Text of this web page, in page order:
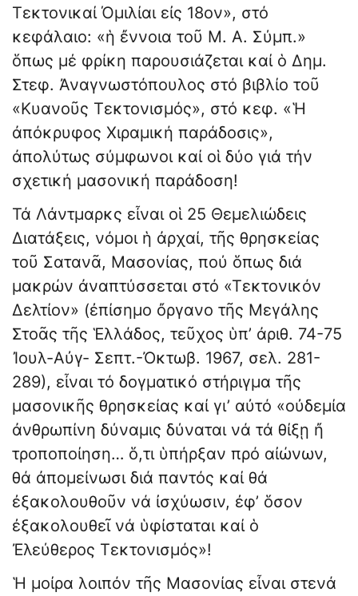
Τεκτονικαί Όμιλίαι εἰς 18ον», στό
κεφάλαιο: «ἡ ἔννοια τοῦ Μ. Α. Σύμπ.»
ὅπως μέ φρίκη παρουσιάζεται καί ὁ Δημ.
Στεφ. Ἀναγνωστόπουλος στό βιβλίο τοῦ
«Κυανοῦς Τεκτονισμός», στό κεφ. «Ἡ
ἀπόκρυφος Χιραμική παράδοσις»,
ἀπολύτως σύμφωνοι καί οἱ δύο γιά τήν
σχετική μασονική παράδοση!
Τά Λάντμαρκς εἶναι οἱ 25 Θεμελιώδεις
Διατάξεις, νόμοι ἡ ἀρχαί, τῆς θρησκείας
τοῦ Σατανᾶ, Μασονίας, πού ὅπως διά
μακρών ἀναπτύσσεται στό «Τεκτονικόν
Δελτίον» (ἐπίσημο ὄργανο τῆς Μεγάλης
Στοᾶς τῆς Ἑλλάδος, τεῦχος ὑπ’ ἀριθ. 74-75
Ἰουλ-Αὐγ- Σεπτ.-Ὀκτωβ. 1967, σελ. 281-
289), εἶναι τό δογματικό στήριγμα τῆς
μασονικῆς θρησκείας καί γι’ αὐτό «οὐδεμία
ἀνθρωπίνη δύναμις δύναται νά τά θίξῃ ἤ
τροποποίηση… ὅ,τι ὑπήρξαν πρό αἰώνων,
θά ἀπομείνωσι διά παντός καί θά
ἐξακολουθοῦν νά ἰσχύωσιν, ἐφ’ ὅσον
ἐξακολουθεῖ νά ὑφίσταται καί ὁ
Ἐλεύθερος Τεκτονισμός»!
Ἡ μοίρα λοιπόν τῆς Μασονίας εἶναι στενά